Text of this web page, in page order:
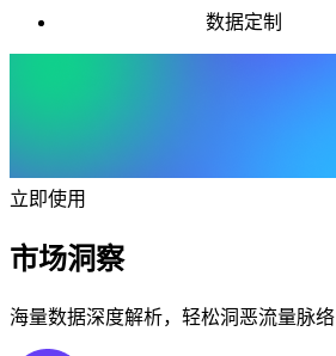
数据定制
立即使用
市场洞察
海量数据深度解析，轻松洞恶流量脉络